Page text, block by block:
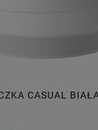
CASUAL